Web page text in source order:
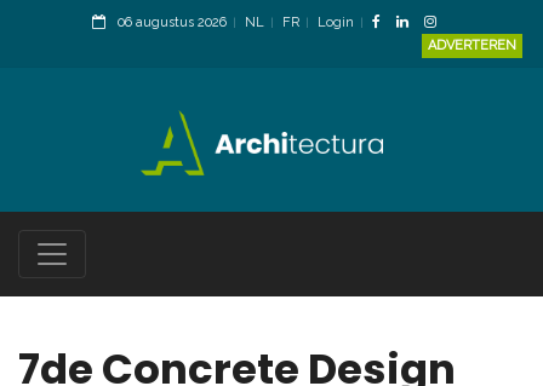
06 augustus 2026 NL FR
Login
ADVERTEREN
7de Concrete Design